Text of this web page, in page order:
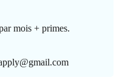
mois + primes.